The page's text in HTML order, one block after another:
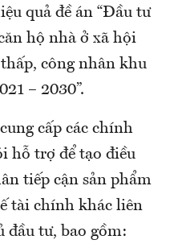
quả đề án “Đầu tư
hộ nhà ở xã hội
công nhân khu
– 2030”.
cấp các chính
hỗ trợ để tạo điều
tiếp cận sản phẩm
tài chính khác liên
đầu tư, bao gồm: